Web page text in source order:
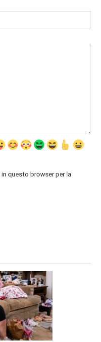
questo browser per la